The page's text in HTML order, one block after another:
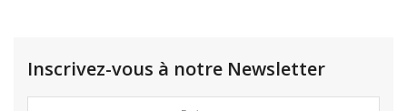
Inscrivez-vous à notre Newsletter